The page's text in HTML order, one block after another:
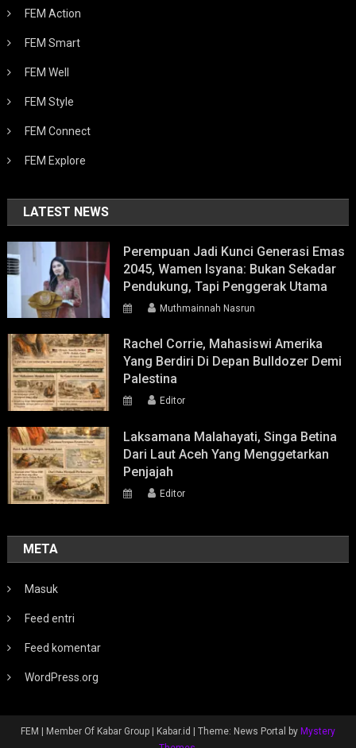
FEM Action
FEM Smart
FEM Well
FEM Style
FEM Connect
FEM Explore
LATEST NEWS
Perempuan Jadi Kunci Generasi Emas
2045, Wamen Isyana: Bukan Sekadar
Pendukung, Tapi Penggerak Utama
Muthmainnah Nasrun
Rachel Corrie, Mahasiswi Amerika
Yang Berdiri Di Depan Bulldozer Demi
Palestina
Editor
Laksamana Malahayati, Singa Betina
Dari Laut Aceh Yang Menggetarkan
Penjajah
Editor
META
Masuk
Feed entri
Feed komentar
WordPress.org
FEM | Member Of Kabar Group | Kabar.id | Theme: News Portal by Mystery